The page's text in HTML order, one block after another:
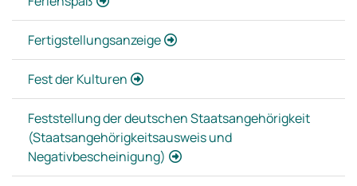
Fertigstellungsanzeige
Fest der Kulturen
Feststellung der deutschen Staatsangehörigkeit
(Staatsangehörigkeitsausweis und
Negativbescheinigung)